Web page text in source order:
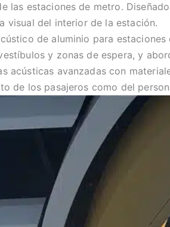
las estaciones de metro.
visual del interior de la estación.
de aluminio para
y zonas de espera, y
acústicas avanzadas con
de los pasajeros como del